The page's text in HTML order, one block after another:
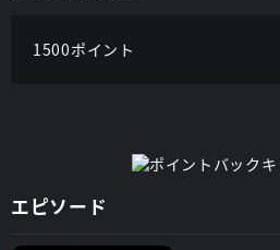
1500ポイント
エピソード